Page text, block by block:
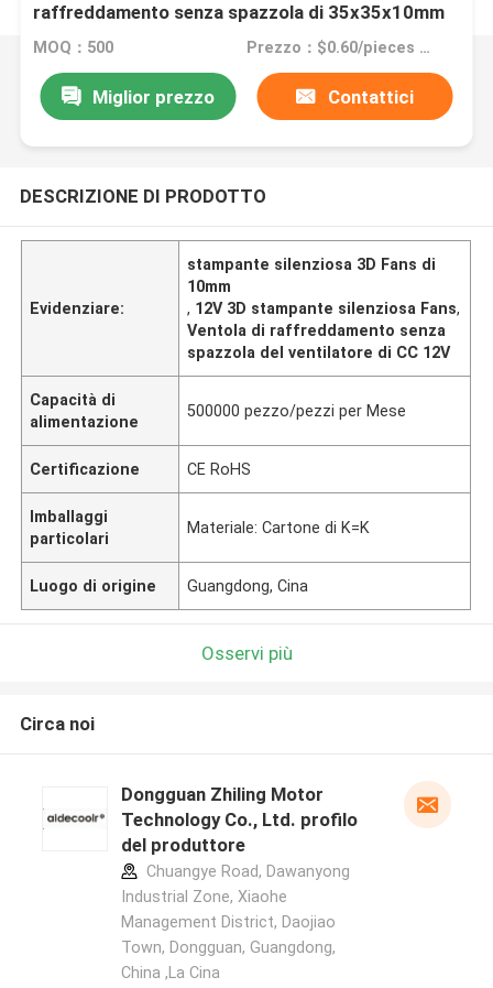
raffreddamento senza spazzola di 35x35x10mm
del ventilatore di CC 12V
MOQ：500 Prezzo：$0.60/pieces 1-999 pieces
Miglior prezzo Contattici
DESCRIZIONE DI PRODOTTO
Evidenziare:
stampante silenziosa 3D Fans di
10mm
, 12V 3D stampante silenziosa Fans,
Ventola di raffreddamento senza
spazzola del ventilatore di CC 12V
Capacità di
alimentazione
500000 pezzo/pezzi per Mese
Certificazione CE RoHS
Imballaggi
particolari
Materiale: Cartone di K=K
Luogo di origine Guangdong, Cina
Osservi più
Circa noi
Dongguan Zhiling Motor
Technology Co., Ltd. profilo
del produttore
Chuangye Road, Dawanyong
Industrial Zone, Xiaohe
Management District, Daojiao
Town, Dongguan, Guangdong,
China ,La Cina